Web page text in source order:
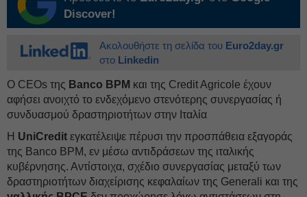
Discover!
Ακολουθήστε τη σελίδα του Euro2day.gr
στο Linkedin
Ο CEOs της Banco BPM και της Credit Agricole έχουν
αφήσει ανοιχτό το ενδεχόμενο στενότερης συνεργασίας ή
συνδυασμού δραστηριοτήτων στην Ιταλία
Η UniCredit εγκατέλειψε πέρυσι την προσπάθεια εξαγοράς
της Banco BPM, εν μέσω αντιδράσεων της ιταλικής
κυβέρνησης. Αντίστοιχα, σχέδιο συνεργασίας μεταξύ των
δραστηριοτήτων διαχείρισης κεφαλαίων της Generali και της